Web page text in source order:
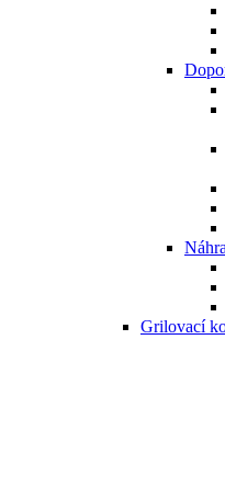
Grilovací